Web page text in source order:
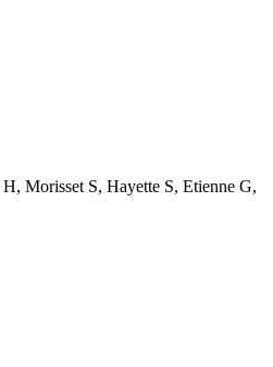
Morisset S, Hayette S, Etienne G,